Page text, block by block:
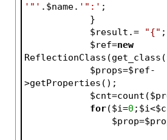
'"' . $name. '":' ;
            }
$result .= "{" ;
$ref=new
ReflectionClass(get_class(
$props=$ref-
>getProperties();
$cnt=count(
for($i=0 ; $i<
$prop=